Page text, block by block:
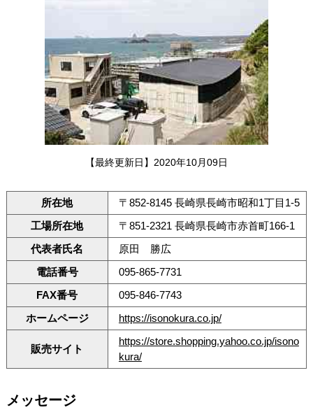
【最終更新日】2020年10月09日
所在地
〒852-8145 長崎県長崎市昭和1丁目1-5
工場所在地
〒851-2321 長崎県長崎市赤首町166-1
代表者氏名
原田 勝広
電話番号
095-865-7731
FAX番号
095-846-7743
ホームページ
https://isonokura.co.jp/
販売サイト
https://store.shopping.yahoo.co.jp/isono
kura/
メッセージ